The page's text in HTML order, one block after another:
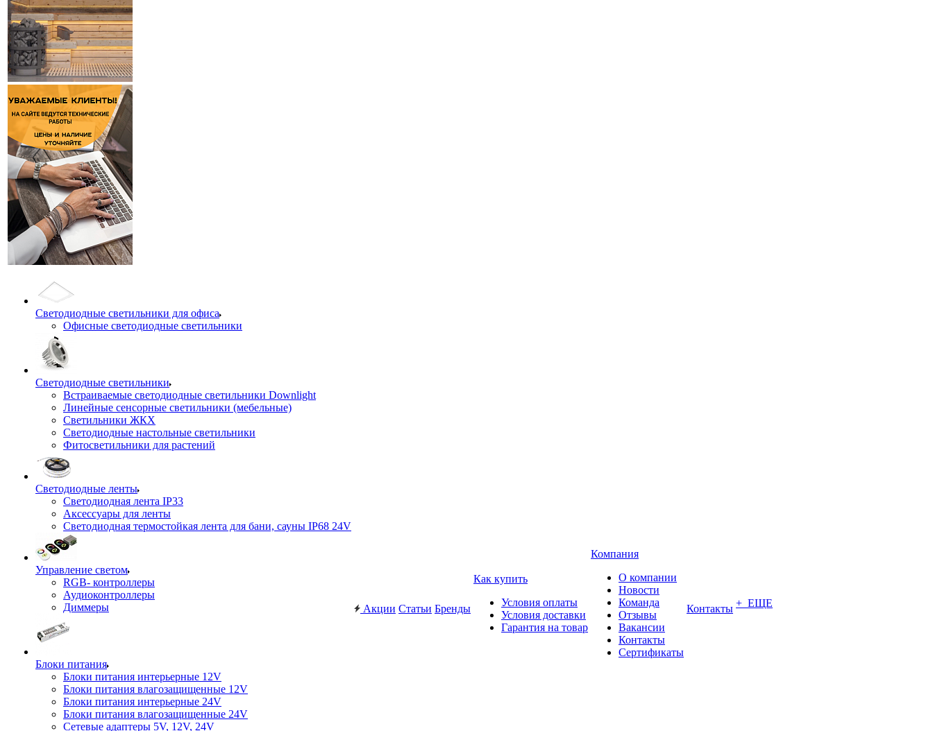
Светодиодные светильники для офиса
Офисные светодиодные светильники
Светодиодные светильники
Встраиваемые светодиодные светильники Downlight
Линейные сенсорные светильники (мебельные)
Светильники ЖКХ
Светодиодные настольные светильники
Фитосветильники для растений
Светодиодные ленты
Светодиодная лента IP33
Аксессуары для ленты
Светодиодная термостойкая лента для бани, сауны IP68 24V
Управление светом
RGB- контроллеры
Аудиоконтроллеры
Диммеры
Блоки питания
Блоки питания интерьерные 12V
Блоки питания влагозащищенные 12V
Блоки питания интерьерные 24V
Блоки питания влагозащищенные 24V
Сетевые адаптеры 5V, 12V, 24V
Акции Статьи Бренды
Как купить
Условия оплаты
Условия доставки
Гарантия на товар
Компания
О компании
Новости
Команда
Отзывы
Вакансии
Контакты
Сертификаты
Контакты + ЕЩЕ